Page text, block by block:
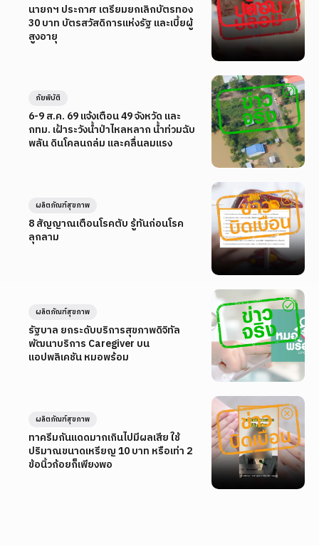
นายกฯ ประกาศ เตรียมยกเลิกบัตรทอง
30 บาท บัตรสวัสดิการแห่งรัฐ และเบี้ยผู้
สูงอายุ
6-9 ส.ค. 69 แจ้งเตือน 49 จังหวัด และ
กทม. เฝ้าระวังน้ำป่าไหลหลาก น้ำท่วมฉับ
พลัน ดินโคลนถล่ม และคลื่นลมแรง
ภัยพิบัติ
8 สัญญาณเตือนโรคตับ รู้ทันก่อนโรค
ลุกลาม
ผลิตภัณฑ์สุขภาพ
รัฐบาล ยกระดับบริการสุขภาพดิจิทัล
พัฒนาบริการ Caregiver บน
แอปพลิเคชัน หมอพร้อม
ผลิตภัณฑ์สุขภาพ
ทาครีมกันแดดมากเกินไปมีผลเสีย ใช้
ปริมาณขนาดเหรียญ 10 บาท หรือเท่า 2
ข้อนิ้วก้อยก็เพียงพอ
ผลิตภัณฑ์สุขภาพ